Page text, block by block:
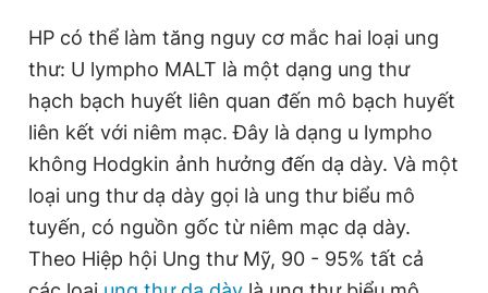
HP có thể làm tăng nguy cơ mắc hai loại ung
thư: U lympho MALT là một dạng ung thư
hạch bạch huyết liên quan đến mô bạch huyết
liên kết với niêm mạc. Đây là dạng u lympho
không Hodgkin ảnh hưởng đến dạ dày. Và một
loại ung thư dạ dày gọi là ung thư biểu mô
tuyến, có nguồn gốc từ niêm mạc dạ dày.
Theo Hiệp hội Ung thư Mỹ, 90 - 95% tất cả